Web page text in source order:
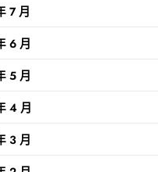
7 月
6 月
5 月
4 月
3 月